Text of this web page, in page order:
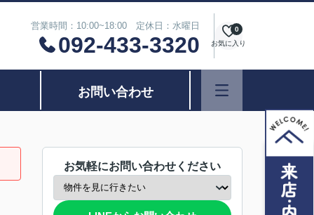
営業時間：10:00~18:00 定休日：水曜日
092-433-3320 お気に入り
0
お問い合わせ
お気軽にお問い合わせください